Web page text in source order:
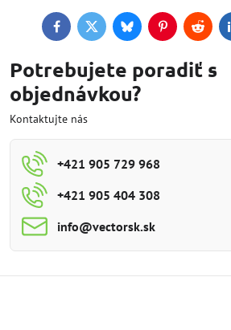
FacebookTwitterBlueskyPinterestReddit
Potrebujete poradiť s
objednávkou?
Kontaktujte nás
+421 905 729 968
+421 905 404 308
info​@vectorsk​.sk